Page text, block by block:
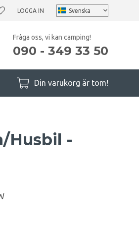
LOGGA IN
Fråga oss, vi kan camping!
090 - 349 33 50
Din varukorg är tom!
Husbil -